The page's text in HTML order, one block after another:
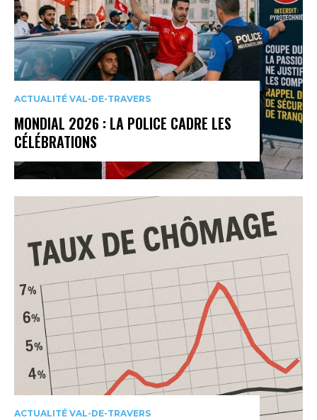
ACTUALITÉ VAL-DE-TRAVERS
MONDIAL 2026 : LA POLICE CADRE LES
CÉLÉBRATIONS
ACTUALITÉ VAL-DE-TRAVERS